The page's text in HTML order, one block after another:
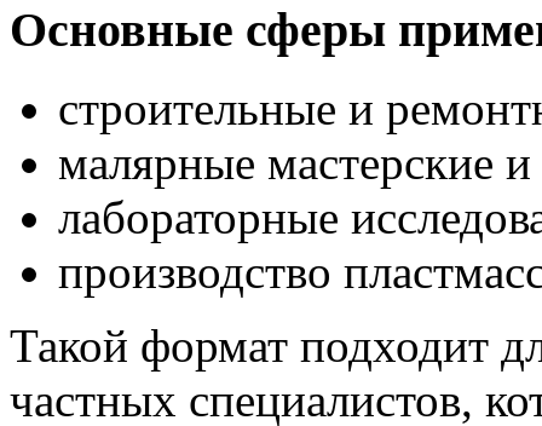
Основные сферы
строительные и
малярные мастерские
лабораторные
производство
Такой формат подходит
частных специалистов,